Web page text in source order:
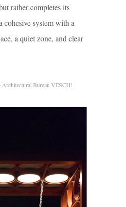
rather completes its
cohesive system with a
a quiet zone, and clear
Bureau VESCH!